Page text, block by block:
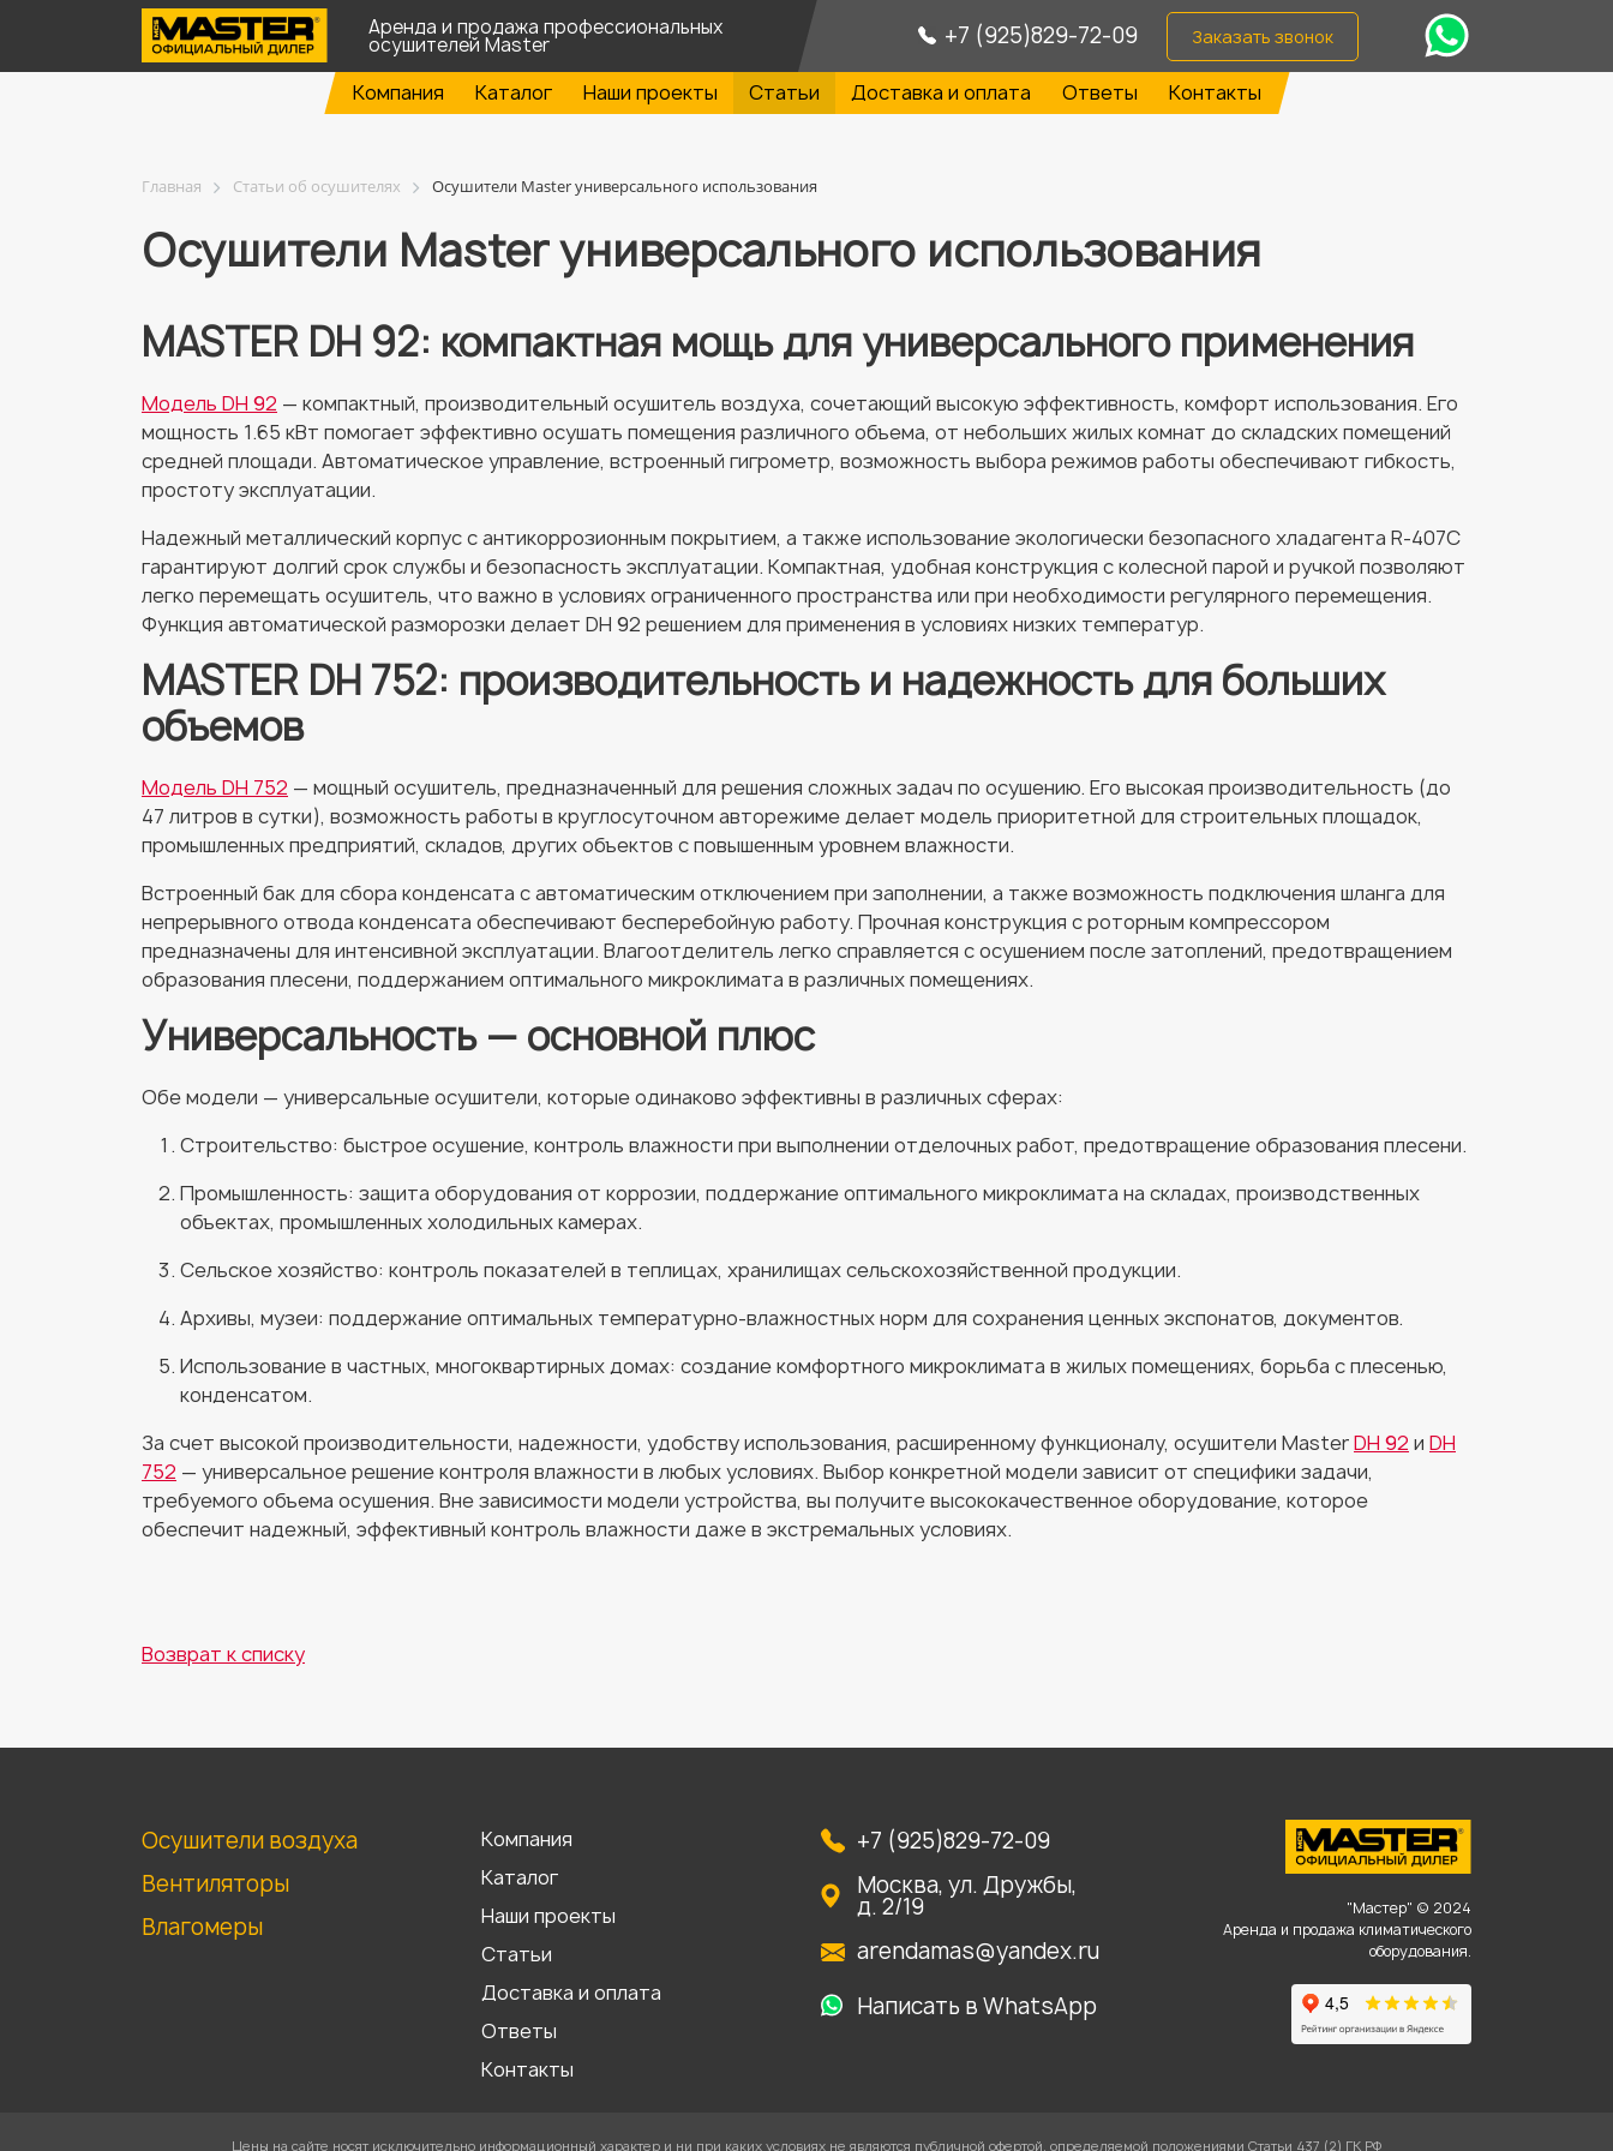
Аренда и продажа профессиональных
осушителей Master +7 (925)829-72-09 Заказать звонок
Компания Каталог Наши проекты Статьи Доставка и оплата Ответы Контакты
Главная Статьи об осушителях Осушители Master универсального использования
Осушители Master универсального использования
MASTER DH 92: компактная мощь для универсального применения
Модель DH 92 — компактный, производительный осушитель воздуха, сочетающий высокую эффективность, комфорт использования. Его
мощность 1.65 кВт помогает эффективно осушать помещения различного объема, от небольших жилых комнат до складских помещений
средней площади. Автоматическое управление, встроенный гигрометр, возможность выбора режимов работы обеспечивают гибкость,
простоту эксплуатации.
Надежный металлический корпус с антикоррозионным покрытием, а также использование экологически безопасного хладагента R-407C
гарантируют долгий срок службы и безопасность эксплуатации. Компактная, удобная конструкция с колесной парой и ручкой позволяют
легко перемещать осушитель, что важно в условиях ограниченного пространства или при необходимости регулярного перемещения.
Функция автоматической разморозки делает DH 92 решением для применения в условиях низких температур.
MASTER DH 752: производительность и надежность для больших
объемов
Модель DH 752 — мощный осушитель, предназначенный для решения сложных задач по осушению. Его высокая производительность (до
47 литров в сутки), возможность работы в круглосуточном авторежиме делает модель приоритетной для строительных площадок,
промышленных предприятий, складов, других объектов с повышенным уровнем влажности.
Встроенный бак для сбора конденсата с автоматическим отключением при заполнении, а также возможность подключения шланга для
непрерывного отвода конденсата обеспечивают бесперебойную работу. Прочная конструкция с роторным компрессором
предназначены для интенсивной эксплуатации. Влагоотделитель легко справляется с осушением после затоплений, предотвращением
образования плесени, поддержанием оптимального микроклимата в различных помещениях.
Универсальность — основной плюс
Обе модели — универсальные осушители, которые одинаково эффективны в различных сферах:
Строительство: быстрое осушение, контроль влажности при выполнении отделочных работ, предотвращение образования плесени.
Промышленность: защита оборудования от коррозии, поддержание оптимального микроклимата на складах, производственных
объектах, промышленных холодильных камерах.
Сельское хозяйство: контроль показателей в теплицах, хранилищах сельскохозяйственной продукции.
Архивы, музеи: поддержание оптимальных температурно-влажностных норм для сохранения ценных экспонатов, документов.
Использование в частных, многоквартирных домах: создание комфортного микроклимата в жилых помещениях, борьба с плесенью,
конденсатом.
За счет высокой производительности, надежности, удобству использования, расширенному функционалу, осушители MasterDH 92 и DH
752 — универсальное решение контроля влажности в любых условиях. Выбор конкретной модели зависит от специфики задачи,
требуемого объема осушения. Вне зависимости модели устройства, вы получите высококачественное оборудование, которое
обеспечит надежный, эффективный контроль влажности даже в экстремальных условиях.
Возврат к списку
Осушители воздуха
Вентиляторы
Влагомеры
Компания
Каталог
Наши проекты
Статьи
Доставка и оплата
Ответы
Контакты
+7 (925)829-72-09
Москва, ул. Дружбы,
д. 2/19
arendamas@yandex.ru
Написать в WhatsApp
"Мастер" © 2024
Аренда и продажа климатического
оборудования.
Цены на сайте носят исключительно информационный характер и ни при каких условиях не являются публичной офертой, определяемой положениями Статьи 437 (2) ГК РФ